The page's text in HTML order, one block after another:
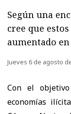
Según una
cree que
aumentado
Jueves 6 de agosto
Con el
economías